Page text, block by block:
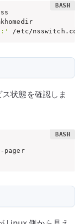
mkhomedir
/etc/
状態を確認しま
systemctl status sssd --no-pager